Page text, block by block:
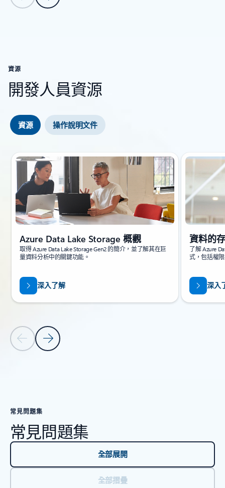
資源
開發人員資源
資源 操作說明文件
上一張投影片下一張投影片
Azure Data Lake Storage 概觀
取得 Azure Data Lake Storage Gen2 的簡介，並了解其在巨
量資料分析中的關鍵功能。
深入了解
資料的
了解 Azure
式，包括權
深入
常見問題集
常見問題集
全部展開
全部摺疊